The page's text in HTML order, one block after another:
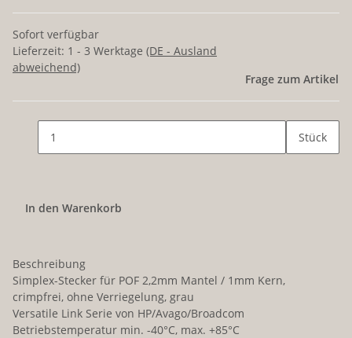
Sofort verfügbar
Lieferzeit: 1 - 3 Werktage (DE - Ausland
abweichend)
Frage zum Artikel
Stück
In den Warenkorb
Beschreibung
Simplex-Stecker für POF 2,2mm Mantel / 1mm Kern,
crimpfrei, ohne Verriegelung, grau
Versatile Link Serie von HP/Avago/Broadcom
Betriebstemperatur min. -40°C, max. +85°C